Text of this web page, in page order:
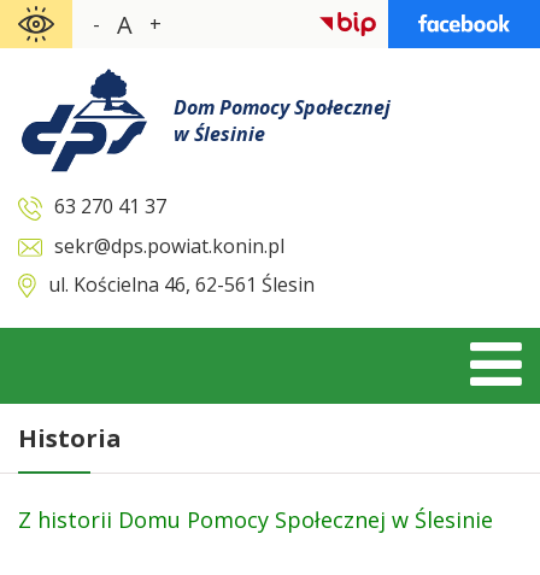
Skocz
- A +
Dom Pomocy Społecznej
w Ślesinie
63 270 41 37
sekr@dps.powiat.konin.pl
ul. Kościelna 46, 62-561 Ślesin
Historia
Z historii Domu Pomocy Społecznej w Ślesinie